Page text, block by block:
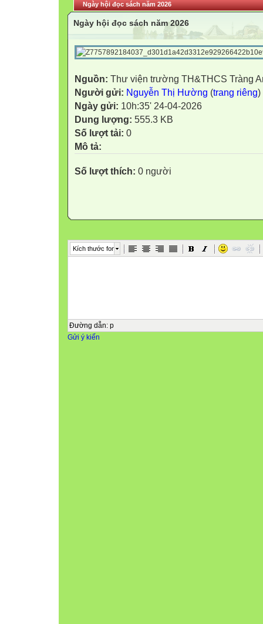
Ngày hội đọc sách năm 2026
Ngày hội đọc sách năm 2026
Nguồn: Thư viện trường TH&THCS Tràng
Người gửi: Nguyễn Thị Hường (trang riêng)
Ngày gửi: 10h:35' 24-04-2026
Dung lượng: 555.3 KB
Số lượt tải: 0
Mô tả:
Số lượt thích: 0 người
Kích thước font
Đường dẫn: p
Gửi ý kiến